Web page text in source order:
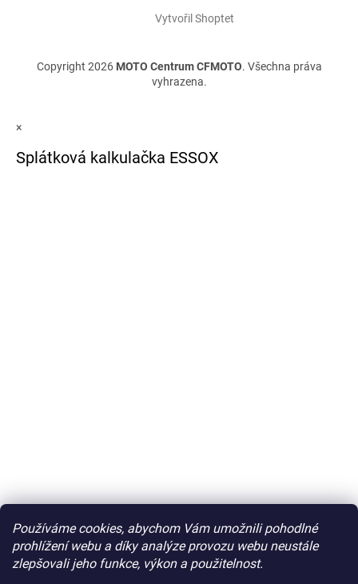
Používáme cookies, abychom Vám umožnili pohodlné
prohlížení webu a díky analýze provozu webu neustále
zlepšovali jeho funkce, výkon a použitelnost.
Vytvořil Shoptet
Copyright 2026 MOTO Centrum CFMOTO. Všechna práva
vyhrazena.
×
Splátková kalkulačka ESSOX